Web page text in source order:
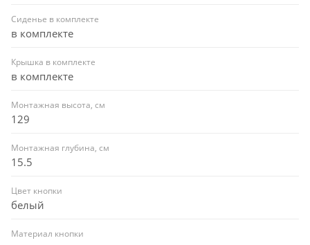
Сиденье в комплекте
в комплекте
Крышка в комплекте
в комплекте
Монтажная высота, см
129
Монтажная глубина, см
15.5
Цвет кнопки
белый
Материал кнопки